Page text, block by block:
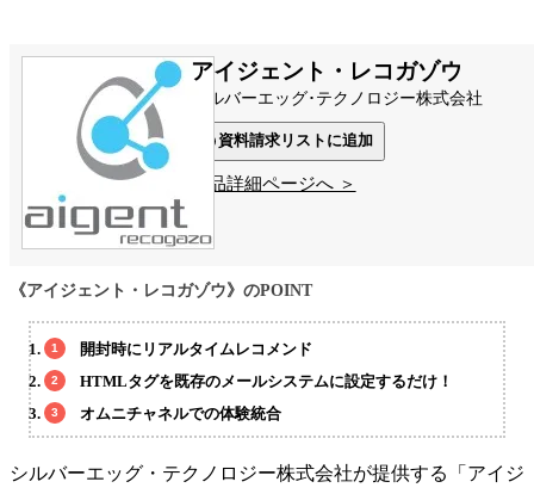
アイジェント・レコガゾウ
シルバーエッグ･テクノロジー株式会社
資料請求リストに追加
製品詳細ページへ ＞
《アイジェント・レコガゾウ》のPOINT
開封時にリアルタイムレコメンド
HTMLタグを既存のメールシステムに設定するだけ！
オムニチャネルでの体験統合
シルバーエッグ・テクノロジー株式会社が提供する「アイジ